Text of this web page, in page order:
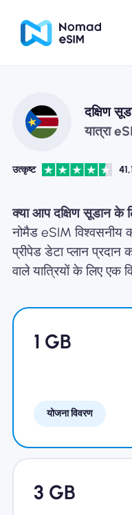
लॉगइन साइनअप
ई-सिम के बारे में
दक्षिण
यात्रा
उत्कृष्ट
क्या आप दक्षिण सूडान के
नोमैड eSIM
प्रीपेड डेटा प्लान
वाले यात्रियों के लिए एक
1 GB
योजना विवरण
3 GB